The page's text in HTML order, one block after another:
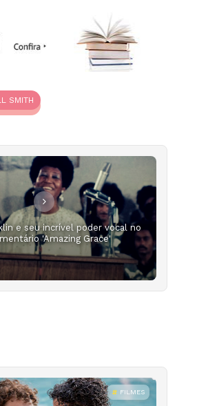
SMITH
e seu incrível poder vocal no
'Amazing Grace'
FILMES